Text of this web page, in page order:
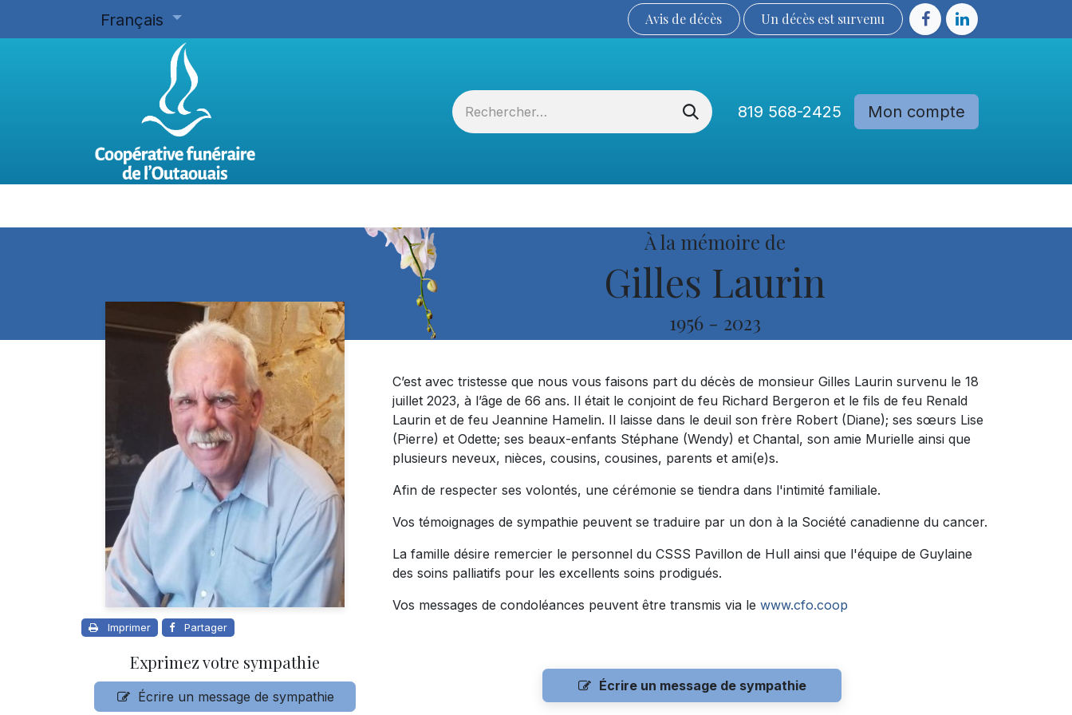
Français Avis de décès Un décès est sur​​​​​​​​ve​nu​​​​​​​​​​
819 568-2425 Mon compte
À la mémoire de
Gilles Laurin
1956 - 2023
Imprimer Partager
Exprimez votre sympathie
Écrire un message de sympathie
C’est avec tristesse que nous vous faisons part du décès de monsieur Gilles Laurin survenu le 18
juillet 2023, à l’âge de 66 ans. Il était le conjoint de feu Richard Bergeron et le fils de feu Renald
Laurin et de feu Jeannine Hamelin. Il laisse dans le deuil son frère Robert (Diane); ses sœurs Lise
(Pierre) et Odette; ses beaux-enfants Stéphane (Wendy) et Chantal, son amie Murielle ainsi que
plusieurs neveux, nièces, cousins, cousines, parents et ami(e)s.
Afin de respecter ses volontés, une cérémonie se tiendra dans l'intimité familiale.
Vos témoignages de sympathie peuvent se traduire par un don à la Société canadienne du cancer.
La famille désire remercier le personnel du CSSS Pavillon de Hull ainsi que l'équipe de Guylaine
des soins palliatifs pour les excellents soins prodigués.
Vos messages de condoléances peuvent être transmis via le www.cfo.coop
Écrire un message de sympathie